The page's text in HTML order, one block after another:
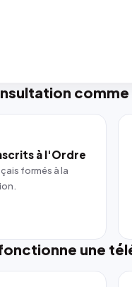
à l'Ordre
formés à la
une